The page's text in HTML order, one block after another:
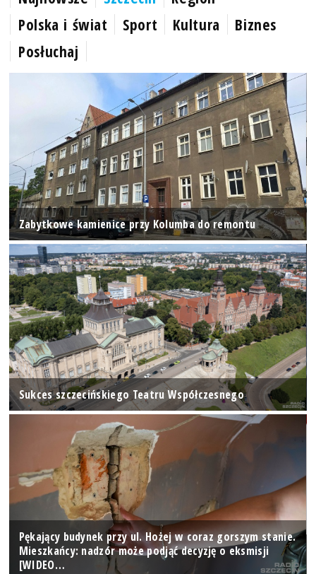
Polska i świat
Sport Kultura
Biznes
Posłuchaj
Zabytkowe kamienice przy Kolumba do remontu
Sukces szczecińskiego Teatru Współczesnego
Pękający budynek przy ul. Hożej w coraz gorszym stanie.
Mieszkańcy: nadzór może podjąć decyzję o eksmisji
[WIDEO…